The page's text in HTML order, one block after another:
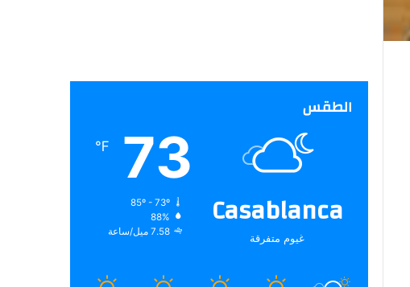
الطقس
Casablanca
غيوم متفرقة
73
℉
85º - 73º
88%
7.58 ميل/ساعة